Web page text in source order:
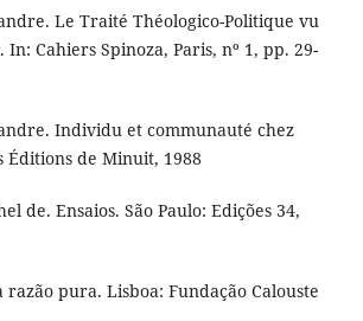
Le Traité Théologico-Politique vu
Cahiers Spinoza, Paris, nº 1, pp. 29-
Individu et communauté chez
Éditions de Minuit, 1988
de. Ensaios. São Paulo: Edições 34,
razão pura. Lisboa: Fundação Calouste